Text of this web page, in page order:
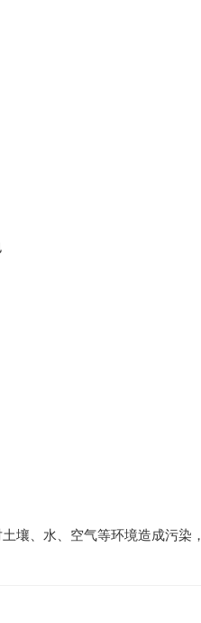
壤、水、空气等环境造成污染，